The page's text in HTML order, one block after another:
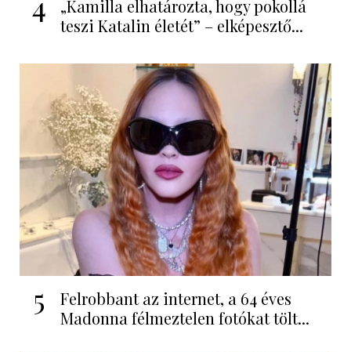
„Kamilla elhatározta, hogy pokollá
teszi Katalin életét” – elképesztő...
5
Felrobbant az internet, a 64 éves
Madonna félmeztelen fotókat tölt...